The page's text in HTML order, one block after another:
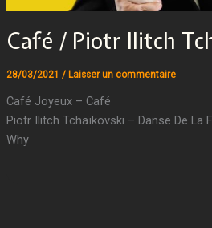
Café / Piotr Ilitch
28/03/2021 / Laisser un commentaire
Café Joyeux – Café
Piotr Ilitch Tchaïkovski – Danse De La
Why